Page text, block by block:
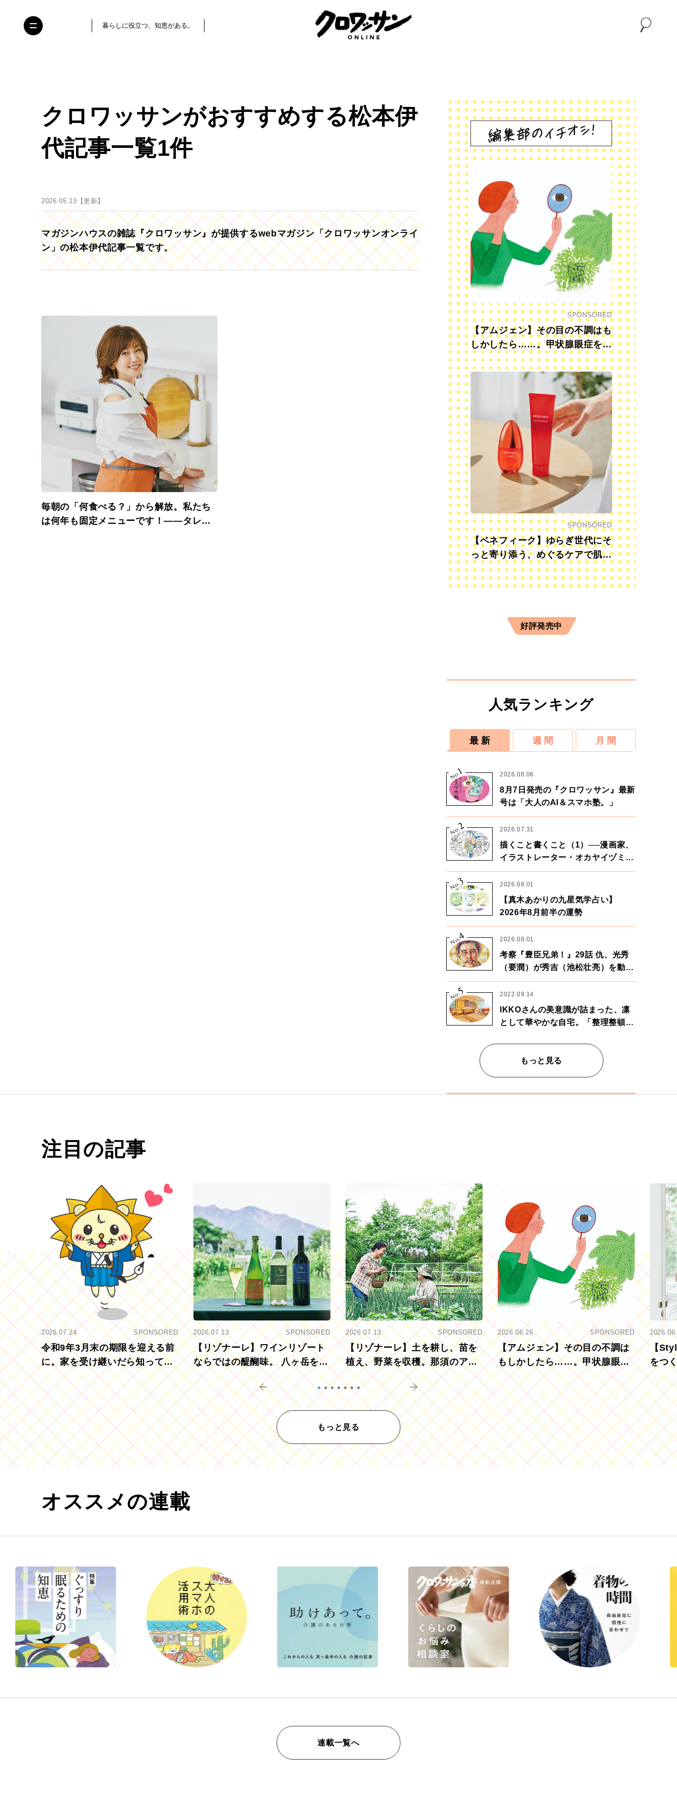
暮らしに役立つ、知恵がある。
クロワッサンがおすすめする松本伊
代記事一覧1件
2026.05.13【更新】
マガジンハウスの雑誌『クロワッサン』が提供するwebマガジン「クロワッサンオンライ
ン」の松本伊代記事一覧です。
毎朝の「何食べる？」から解放。私たち
は何年も固定メニューです！――タレン
SPONSORED
【アムジェン】その目の不調はも
しかしたら……。甲状腺眼症を知
っていますか？
SPONSORED
【ベネフィーク】ゆらぎ世代にそ
っと寄り添う、めぐるケアで肌も
心も前向きに
好評発売中
人気ランキング
最 新 週 間 月 間
No.
1 2026.08.06
8月7日発売の『クロワッサン』最新
号は「大人のAI＆スマホ塾。」
No.2 2026.07.31
描くこと書くこと（1）──漫画家、
イラストレーター・オカヤイヅミさ
ん×漫画家・鶴谷香央理さん
No.
3 2026.08.01
【真木あかりの九星気学占い】
2026年8月前半の運勢
No.
4 2026.08.01
考察『豊臣兄弟！』29話 仇、光秀
（要潤）が秀吉（池松壮亮）を動か
す。天下に向けた兄弟の分岐点。
No.
5 2022.09.14
IKKOさんの美意識が詰まった、凛
として華やかな自宅。「整理整頓は
もっと見る
注目の記事
2026.07.24 SPONSORED
令和9年3月末の期限を迎える前
に。家を受け継いだら知ってお
きたい「相続登記の義務化」
2026.07.13 SPONSORED
【リゾナーレ】ワインリゾート
ならではの醍醐味。 八ヶ岳を望
むブドウ畑でアペロ
2026.07.13 SPONSORED
【リゾナーレ】土を耕し、苗を
植え、野菜を収穫。那須のアグ
リツーリズモを体験
2026.06.26 SPONSORED
【アムジェン】その目の不調は
もしかしたら……。甲状腺眼症
を知っていますか？
【
をつ
もっと見る
オススメの連載
連載一覧へ